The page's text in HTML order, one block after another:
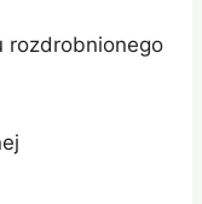
rozdrobnionego